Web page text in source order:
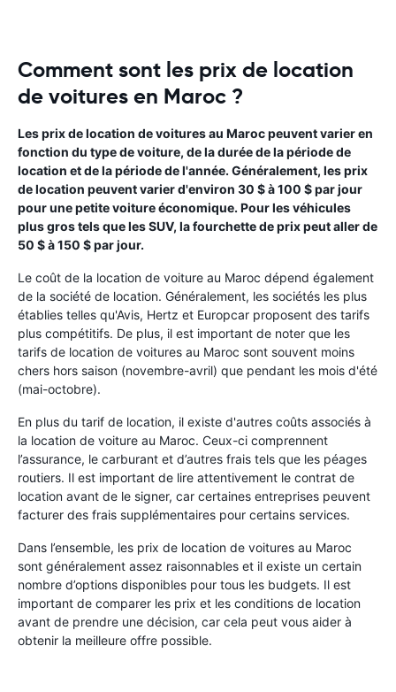
Comment sont les prix de location
de voitures en Maroc ?
Les prix de location de voitures au Maroc peuvent varier en
fonction du type de voiture, de la durée de la période de
location et de la période de l'année. Généralement, les prix
de location peuvent varier d'environ 30 $ à 100 $ par jour
pour une petite voiture économique. Pour les véhicules
plus gros tels que les SUV, la fourchette de prix peut aller de
50 $ à 150 $ par jour.
Le coût de la location de voiture au Maroc dépend également
de la société de location. Généralement, les sociétés les plus
établies telles qu'Avis, Hertz et Europcar proposent des tarifs
plus compétitifs. De plus, il est important de noter que les
tarifs de location de voitures au Maroc sont souvent moins
chers hors saison (novembre-avril) que pendant les mois d'été
(mai-octobre).
En plus du tarif de location, il existe d'autres coûts associés à
la location de voiture au Maroc. Ceux-ci comprennent
l’assurance, le carburant et d’autres frais tels que les péages
routiers. Il est important de lire attentivement le contrat de
location avant de le signer, car certaines entreprises peuvent
facturer des frais supplémentaires pour certains services.
Dans l’ensemble, les prix de location de voitures au Maroc
sont généralement assez raisonnables et il existe un certain
nombre d’options disponibles pour tous les budgets. Il est
important de comparer les prix et les conditions de location
avant de prendre une décision, car cela peut vous aider à
obtenir la meilleure offre possible.